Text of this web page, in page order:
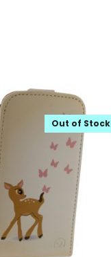
Out of Stock